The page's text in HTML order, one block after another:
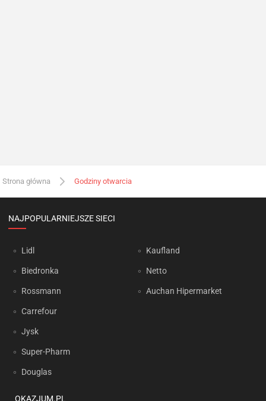
Strona główna Godziny otwarcia
NAJPOPULARNIEJSZE SIECI
Lidl
Biedronka
Rossmann
Carrefour
Jysk
Super-Pharm
Douglas
Kaufland
Netto
Auchan Hipermarket
OKAZJUM.PL